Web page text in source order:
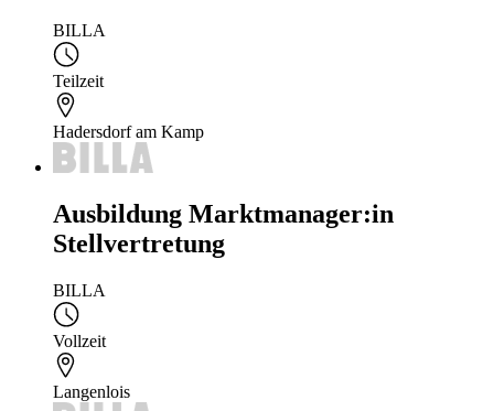
BILLA
Teilzeit
Hadersdorf am Kamp
Ausbildung Marktmanager:in
Stellvertretung
BILLA
Vollzeit
Langenlois